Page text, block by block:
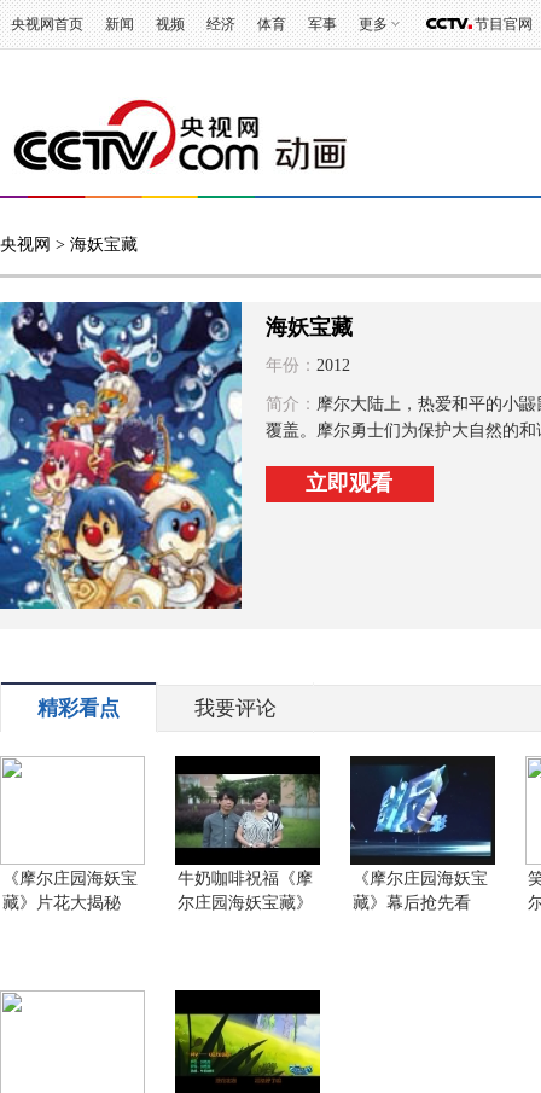
央视网首页 新闻 视频 经济 体育 军事 更多 节目官网
央视网 > 海妖宝藏
海妖宝藏
年份： 2012
简介： 摩尔大陆上，热爱和平的小
覆盖。摩尔勇士们为保护大自然的
立即观看
精彩看点 我要评论
《摩尔庄园海妖宝
藏》片花大揭秘
牛奶咖啡祝福《摩
尔庄园海妖宝藏》
《摩尔庄园海妖宝
藏》幕后抢先看